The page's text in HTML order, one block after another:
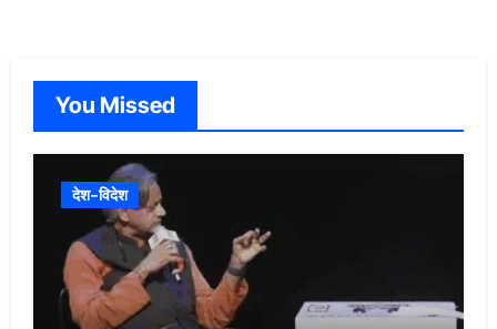
You Missed
देश-विदेश